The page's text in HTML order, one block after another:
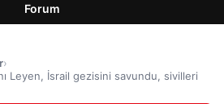
Forum
›
Leyen, İsrail gezisini savundu, sivilleri